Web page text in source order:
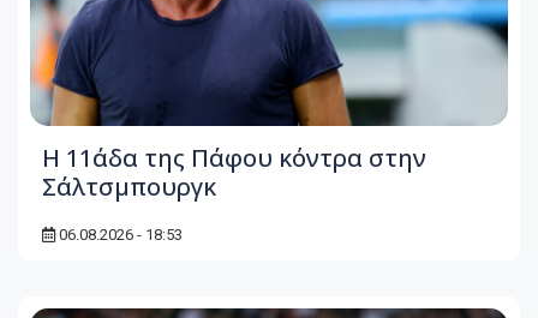
Η 11άδα της Πάφου κόντρα στην
Σάλτσμπουργκ
06.08.2026 - 18:53